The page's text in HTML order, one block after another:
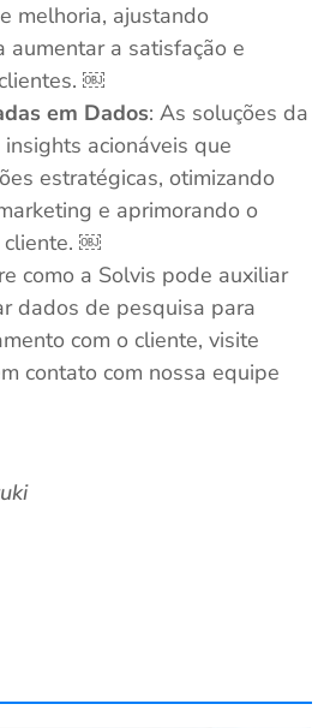
melhoria, ajustando
aumentar a satisfação e
￼
em Dados: As soluções da
acionáveis que
estratégicas, otimizando
e aprimorando o
cliente. ￼
como a Solvis pode auxiliar
dados de pesquisa para
com o cliente, visite
contato com nossa equipe